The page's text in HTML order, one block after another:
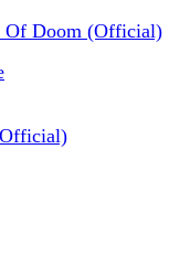
Of Doom (Official)